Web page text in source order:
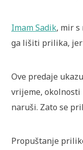
Imam Sadik, mir
ga lišiti prilika, jer
Ove predaje
vrijeme, okolnosti
naruši. Zato se
Propuštanje